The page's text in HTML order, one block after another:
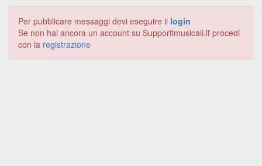
Per pubblicare messaggi devi eseguire il login
Se non hai ancora un account su Supportimusicali.it procedi
con la registrazione